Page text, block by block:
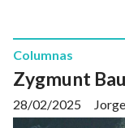
Zygmunt
Columnas
28/02/2025